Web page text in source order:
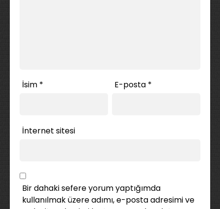
İsim * E-posta *
İnternet sitesi
Bir dahaki sefere yorum yaptığımda
kullanılmak üzere adımı, e-posta adresimi ve